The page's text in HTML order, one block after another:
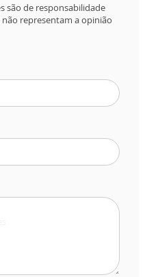
são de responsabilidade
representam a opinião